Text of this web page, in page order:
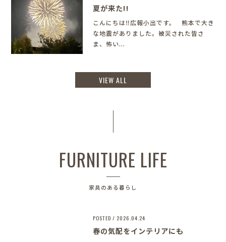
夏が来た!!
こんにちは‼︎広報小出です。 熊本で大き
な地震がありました。被災された皆さ
ま、怖い...
VIEW ALL
FURNITURE LIFE
家具のある暮らし
POSTED / 2026.04.24
春の気配をインテリアにも